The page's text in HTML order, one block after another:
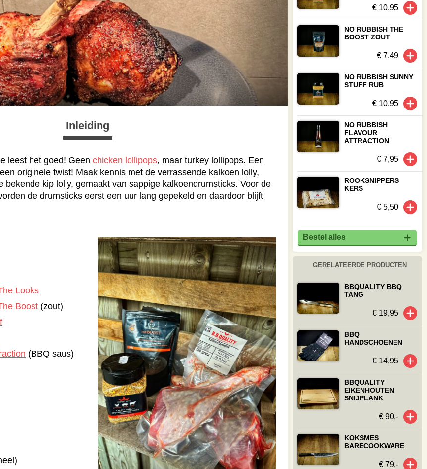
Inleiding
leest het goed! Geen chicken lollipops, maar turkey lollipops. Een
originele twist! Maak kennis met de verrassende kalkoen lolly,
bekende kip lolly, gemaakt van sappige kalkoendrumsticks. Voor de
de drumsticks eerst een uur lang gepekeld en daardoor blijft
Looks
Boost (zout)
(BBQ saus)
€ 10,95
NO RUBBISH THE
BOOST ZOUT
€ 7,49
NO RUBBISH SUNNY
STUFF RUB
€ 10,95
NO RUBBISH
FLAVOUR
ATTRACTION
€ 7,95
ROOKSNIPPERS
KERS
€ 5,50
Bestel alles
GERELATEERDE PRODUCTEN
BBQUALITY BBQ
TANG
€ 19,95
BBQ
HANDSCHOENEN
€ 14,95
BBQUALITY
EIKENHOUTEN
SNIJPLANK
€ 90,-
KOKSMES
BARECOOKWARE
€ 79,-